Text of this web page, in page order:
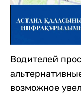
Водителей
возможное